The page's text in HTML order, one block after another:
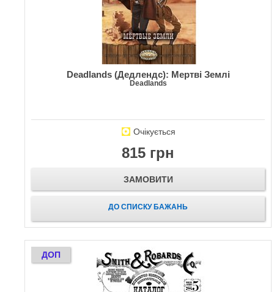
Deadlands (Дедлендс): Мертві Землі
Deadlands
Очікується
815 грн
ЗАМОВИТИ
ДО СПИСКУ БАЖАНЬ
ДОП